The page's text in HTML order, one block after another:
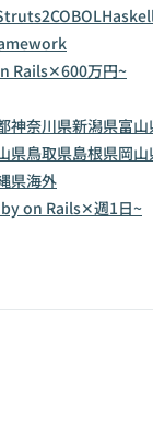
COBOL
Rails✕600万円~
神奈川県新潟県富山
県鳥取県島根県岡山
県海外
on Rails✕週1日~